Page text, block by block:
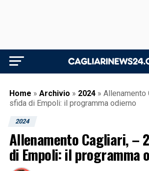
Home » Archivio » 2024 » Allenamento
sfida di Empoli: il programma odierno
2024
Allenamento Cagliari, –
di Empoli: il programma